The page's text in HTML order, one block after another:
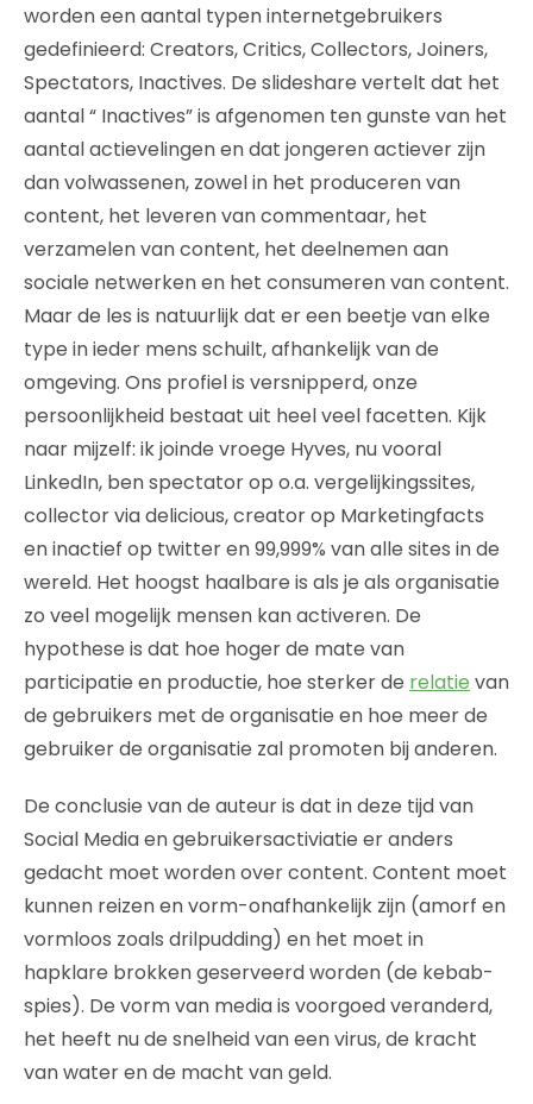
worden een aantal typen internetgebruikers
gedefinieerd: Creators, Critics, Collectors, Joiners,
Spectators, Inactives. De slideshare vertelt dat het
aantal “ Inactives” is afgenomen ten gunste van het
aantal actievelingen en dat jongeren actiever zijn
dan volwassenen, zowel in het produceren van
content, het leveren van commentaar, het
verzamelen van content, het deelnemen aan
sociale netwerken en het consumeren van content.
Maar de les is natuurlijk dat er een beetje van elke
type in ieder mens schuilt, afhankelijk van de
omgeving. Ons profiel is versnipperd, onze
persoonlijkheid bestaat uit heel veel facetten. Kijk
naar mijzelf: ik joinde vroege Hyves, nu vooral
LinkedIn, ben spectator op o.a. vergelijkingssites,
collector via delicious, creator op Marketingfacts
en inactief op twitter en 99,999% van alle sites in de
wereld. Het hoogst haalbare is als je als organisatie
zo veel mogelijk mensen kan activeren. De
hypothese is dat hoe hoger de mate van
participatie en productie, hoe sterker de relatie van
de gebruikers met de organisatie en hoe meer de
gebruiker de organisatie zal promoten bij anderen.
De conclusie van de auteur is dat in deze tijd van
Social Media en gebruikersactiviatie er anders
gedacht moet worden over content. Content moet
kunnen reizen en vorm-onafhankelijk zijn (amorf en
vormloos zoals drilpudding) en het moet in
hapklare brokken geserveerd worden (de kebab-
spies). De vorm van media is voorgoed veranderd,
het heeft nu de snelheid van een virus, de kracht
van water en de macht van geld.